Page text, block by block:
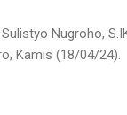
Nugroho,
Kamis (18/04/24).